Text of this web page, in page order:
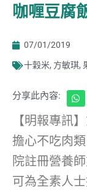
咖喱豆腐
07/01/2019
十穀米, 方敏琪,
分享此內容:
【明報專訊
擔心不吃肉
院註冊營養
可為全素人